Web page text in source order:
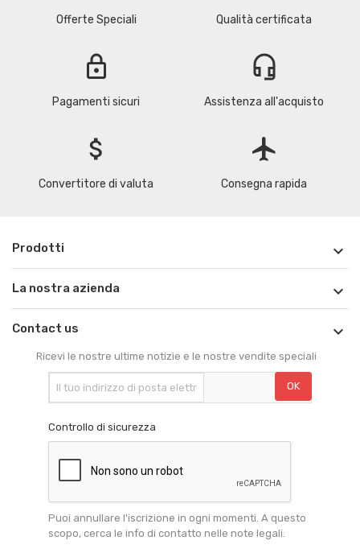
Offerte Speciali Qualità certificata
lock
Pagamenti sicuri
headset_mic
Assistenza all'acquisto
attach_money
Convertitore di valuta
flight
Consegna rapida
Prodotti 
La nostra azienda 
Contact us 
Ricevi le nostre ultime notizie e le nostre vendite speciali
Controllo di sicurezza
Puoi annullare l'iscrizione in ogni momenti. A questo
scopo, cerca le info di contatto nelle note legali.